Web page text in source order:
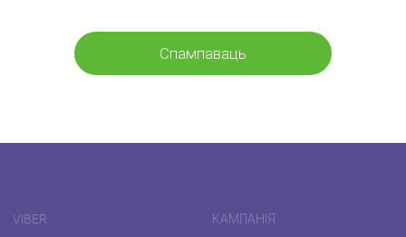
Спампаваць
VIBER КАМПАНІЯ